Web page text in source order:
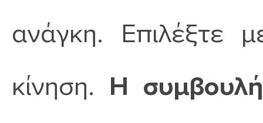
ανάγκη. Επιλέξτε
κίνηση. Η